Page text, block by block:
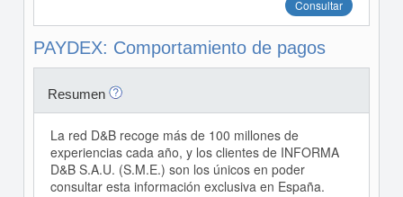
Consultar
PAYDEX: Comportamiento de pagos
Resumen
La red D&B recoge más de 100 millones de
experiencias cada año, y los clientes de INFORMA
D&B S.A.U. (S.M.E.) son los únicos en poder
consultar esta información exclusiva en España.